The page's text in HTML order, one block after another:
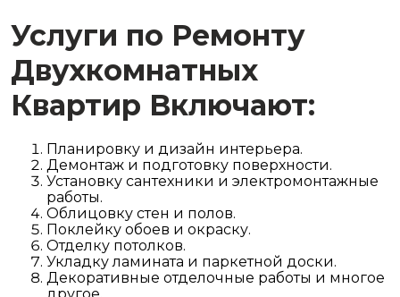
Услуги по Ремонту
Двухкомнатных
Квартир Включают:
Планировку и дизайн интерьера.
Демонтаж и подготовку поверхности.
Установку сантехники и электромонтажные
работы.
Облицовку стен и полов.
Поклейку обоев и окраску.
Отделку потолков.
Укладку ламината и паркетной доски.
Декоративные отделочные работы и многое